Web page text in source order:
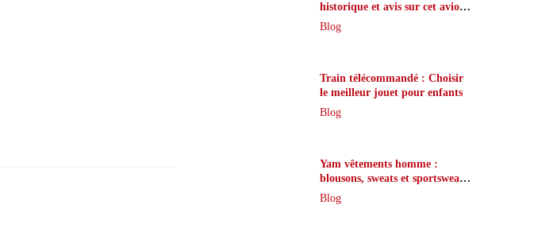
historique et avis sur cet avion
de légende
Blog
Train télécommandé : Choisir
le meilleur jouet pour enfants
Blog
Yam vêtements homme :
blousons, sweats et sportswear
officiel
Blog